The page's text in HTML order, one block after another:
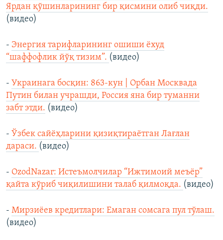
Ярдан қўшинларининг бир қисмини олиб чиқди.
(видео)
- Энергия тарифларининг ошиши ёхуд
“шаффофлик йўқ тизим”. (видео)
- Украинага босқин: 863-кун | Орбан Москвада
Путин билан учрашди, Россия яна бир туманни
забт этди. (видео)
- Ўзбек сайёҳларини қизиқтираётган Лағлан
дараси. (видео)
- OzodNazar: Истеъмолчилар “Ижтимоий меъёр”
қайта кўриб чиқилишини талаб қилмоқда. (видео)
- Мирзиёев кредитлари: Емаган сомсага пул тўлаш.
(видео)